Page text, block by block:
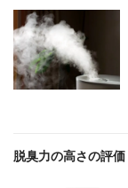
脱臭力の高さの評価